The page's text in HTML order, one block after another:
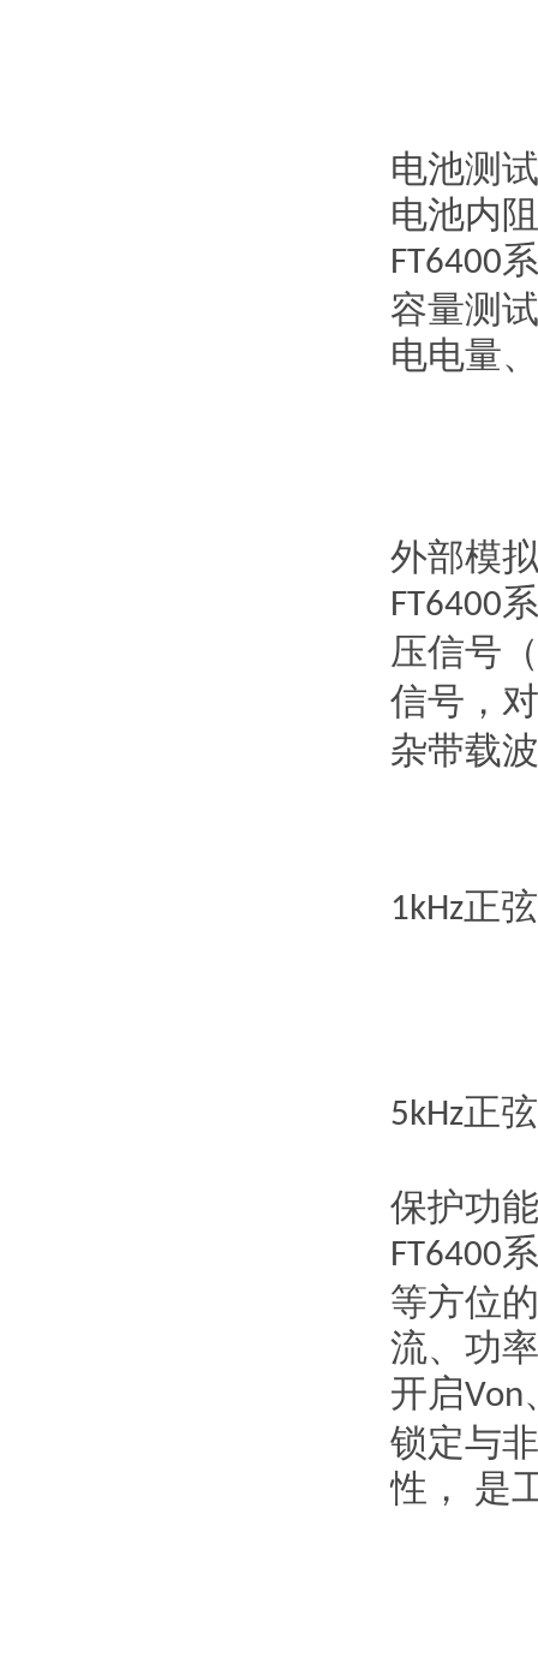
电池测试
电池内
FT6400
容量测
电电量
外部模
FT6400
压信号
信号，
杂带载
1kHz正
5kHz正
保护功能
FT6400
等方位
流、功
开启Von
锁定与
性， 是